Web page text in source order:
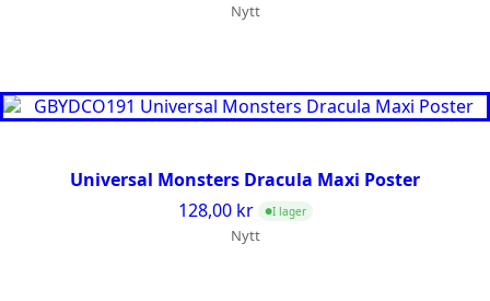
Nytt
Universal Monsters Dracula Maxi Poster
128,00 kr ●I lager
Nytt